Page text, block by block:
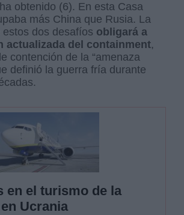
obtenido (6). En esta Casa
más China que Rusia. La
dos desafíos obligará a
actualizada del containment,
contención de la “amenaza
definió la guerra fría durante
en el turismo de la
Ucrania